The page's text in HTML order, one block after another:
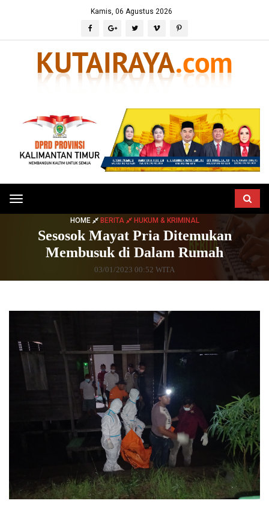
Kamis, 06 Agustus 2026
Toggle
navigation
HOME BERITA HUKUM & KRIMINAL
Sesosok Mayat Pria Ditemukan
Membusuk di Dalam Rumah
03/01/2023 00:52 WITA